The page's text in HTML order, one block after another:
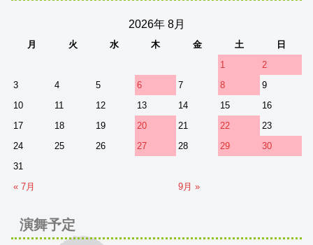
2026年 8月
月 火 水 木 金 土
日
1
2
3
4 5 6 7 8
9
10
11 12 13 14 15
16
17
18 19 20 21 22
23
24
25 26 27 28 29
30
31
« 7月
9月 »
演舞予定